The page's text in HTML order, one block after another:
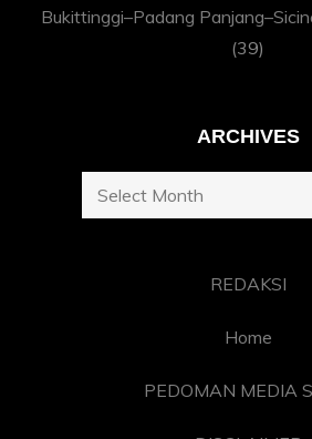
Bukittinggi–Padang
(39)
ARCHIVES
Archives
REDAKSI
Home
PEDOMAN MEDIA